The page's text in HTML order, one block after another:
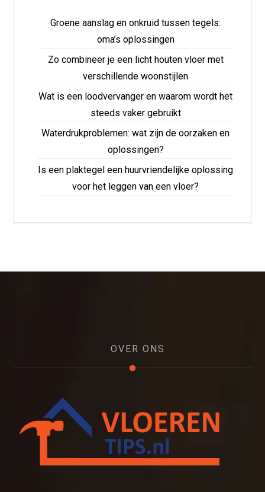
Groene aanslag en onkruid tussen tegels:
oma’s oplossingen
Zo combineer je een licht houten vloer met
verschillende woonstijlen
Wat is een loodvervanger en waarom wordt het
steeds vaker gebruikt
Waterdrukproblemen: wat zijn de oorzaken en
oplossingen?
Is een plaktegel een huurvriendelijke oplossing
voor het leggen van een vloer?
OVER ONS